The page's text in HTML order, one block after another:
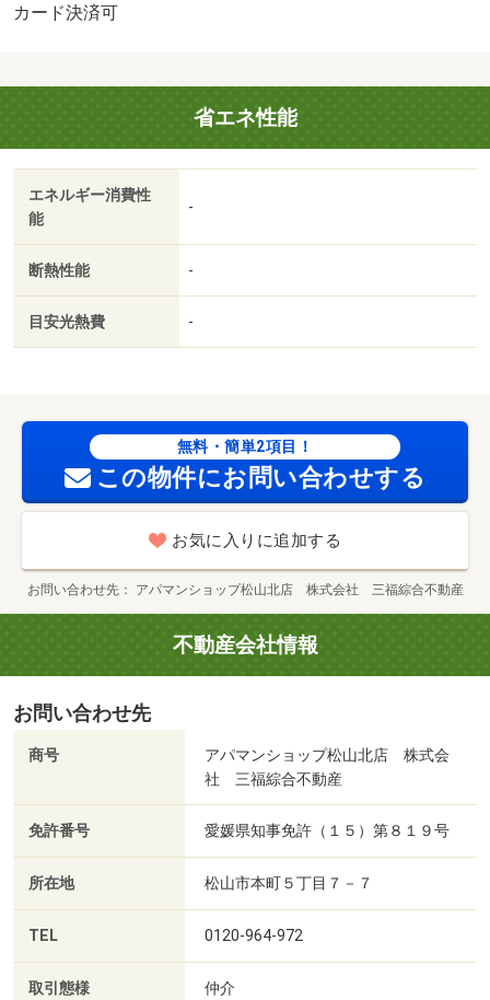
カード決済可
省エネ性能
エネルギー消費性
能
-
断熱性能 -
目安光熱費 -
無料・簡単2項目！
この物件にお問い合わせする
お気に入りに追加する
お問い合わせ先 アパマンショップ松山北店 株式会社 三福綜合不動産
不動産会社情報
お問い合わせ先
商号
アパマンショップ松山北店 株式会
社 三福綜合不動産
免許番号 愛媛県知事免許（１５）第８１９号
所在地 松山市本町５丁目７－７
TEL 0120-964-972
取引態様 仲介